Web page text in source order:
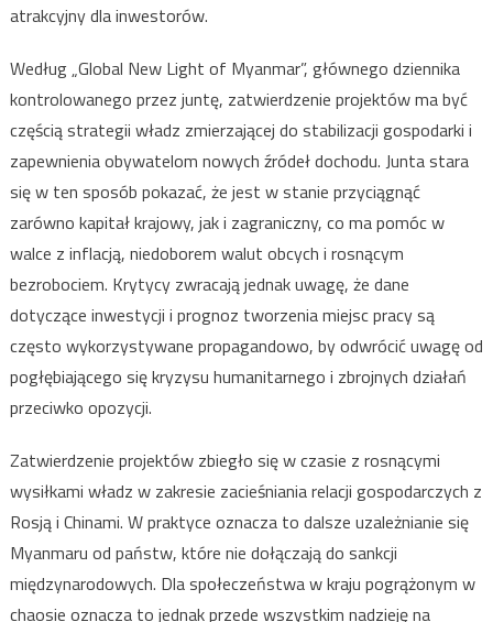
atrakcyjny dla inwestorów.
Według „Global New Light of Myanmar”, głównego dziennika
kontrolowanego przez juntę, zatwierdzenie projektów ma być
częścią strategii władz zmierzającej do stabilizacji gospodarki i
zapewnienia obywatelom nowych źródeł dochodu. Junta stara
się w ten sposób pokazać, że jest w stanie przyciągnąć
zarówno kapitał krajowy, jak i zagraniczny, co ma pomóc w
walce z inflacją, niedoborem walut obcych i rosnącym
bezrobociem. Krytycy zwracają jednak uwagę, że dane
dotyczące inwestycji i prognoz tworzenia miejsc pracy są
często wykorzystywane propagandowo, by odwrócić uwagę od
pogłębiającego się kryzysu humanitarnego i zbrojnych działań
przeciwko opozycji.
Zatwierdzenie projektów zbiegło się w czasie z rosnącymi
wysiłkami władz w zakresie zacieśniania relacji gospodarczych z
Rosją i Chinami. W praktyce oznacza to dalsze uzależnianie się
Myanmaru od państw, które nie dołączają do sankcji
międzynarodowych. Dla społeczeństwa w kraju pogrążonym w
chaosie oznacza to jednak przede wszystkim nadzieję na